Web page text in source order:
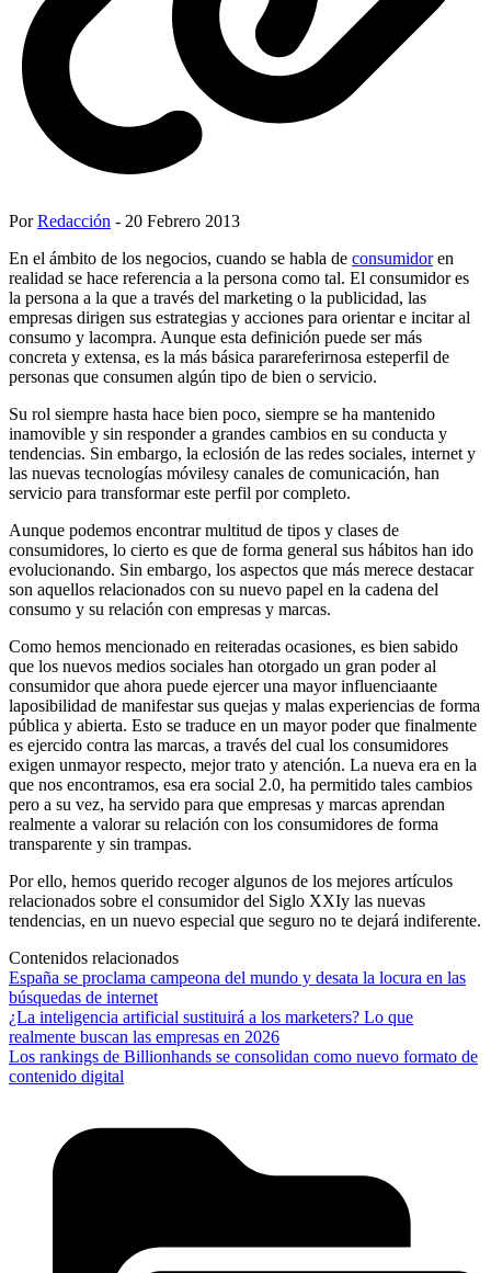
PorRedacción - 20 Febrero 2013
En el ámbito de los negocios, cuando se habla de consumidoren
realidad se hace referencia a la persona como tal. El consumidor es
la persona a la que a través del marketing o la publicidad, las
empresas dirigen sus estrategias y acciones para orientar e incitar al
consumo y lacompra. Aunque esta definición puede ser más
concreta y extensa, es la más básica parareferirnosa esteperfil de
personas que consumen algún tipo de bien o servicio.
Su rol siempre hasta hace bien poco, siempre se ha mantenido
inamovible y sin responder a grandes cambios en su conducta y
tendencias. Sin embargo, la eclosión de las redes sociales, internet y
las nuevas tecnologías móvilesy canales de comunicación, han
servicio para transformar este perfil por completo.
Aunque podemos encontrar multitud de tipos y clases de
consumidores, lo cierto es que de forma general sus hábitos han ido
evolucionando. Sin embargo, los aspectos que más merece destacar
son aquellos relacionados con su nuevo papel en la cadena del
consumo y su relación con empresas y marcas.
Como hemos mencionado en reiteradas ocasiones, es bien sabido
que los nuevos medios sociales han otorgado un gran poder al
consumidor que ahora puede ejercer una mayor influenciaante
laposibilidad de manifestar sus quejas y malas experiencias de forma
pública y abierta. Esto se traduce en un mayor poder que finalmente
es ejercido contra las marcas, a través del cual los consumidores
exigen unmayor respecto, mejor trato y atención. La nueva era en la
que nos encontramos, esa era social 2.0, ha permitido tales cambios
pero a su vez, ha servido para que empresas y marcas aprendan
realmente a valorar su relación con los consumidores de forma
transparente y sin trampas.
Por ello, hemos querido recoger algunos de los mejores artículos
relacionados sobre el consumidor del Siglo XXIy las nuevas
tendencias, en un nuevo especial que seguro no te dejará indiferente.
Contenidos relacionados
España se proclama campeona del mundo y desata la locura en las
búsquedas de internet
¿La inteligencia artificial sustituirá a los marketers? Lo que
realmente buscan las empresas en 2026
Los rankings de Billionhands se consolidan como nuevo formato de
contenido digital